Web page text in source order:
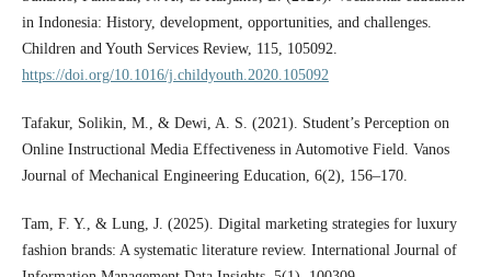
in Indonesia: History, development, opportunities, and challenges.
Children and Youth Services Review, 115, 105092.
https://doi.org/10.1016/j.childyouth.2020.105092
Tafakur, Solikin, M., & Dewi, A. S. (2021). Student’s Perception on
Online Instructional Media Effectiveness in Automotive Field. Vanos
Journal of Mechanical Engineering Education, 6(2), 156–170.
Tam, F. Y., & Lung, J. (2025). Digital marketing strategies for luxury
fashion brands: A systematic literature review. International Journal of